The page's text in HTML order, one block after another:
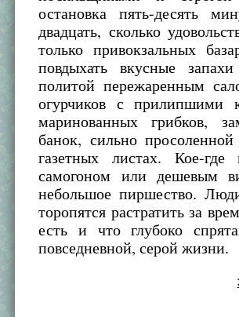
остановка пять-десять
двадцать, сколько
только привокзальных
повдыхать вкусные
политой пережаренным
огурчиков с прилипшими
маринованных грибков,
банок, сильно
газетных листах. Кое-
самогоном или дешевым
небольшое пиршество.
торопятся растратить за
есть и что глубоко
повседневной, серой жизни.